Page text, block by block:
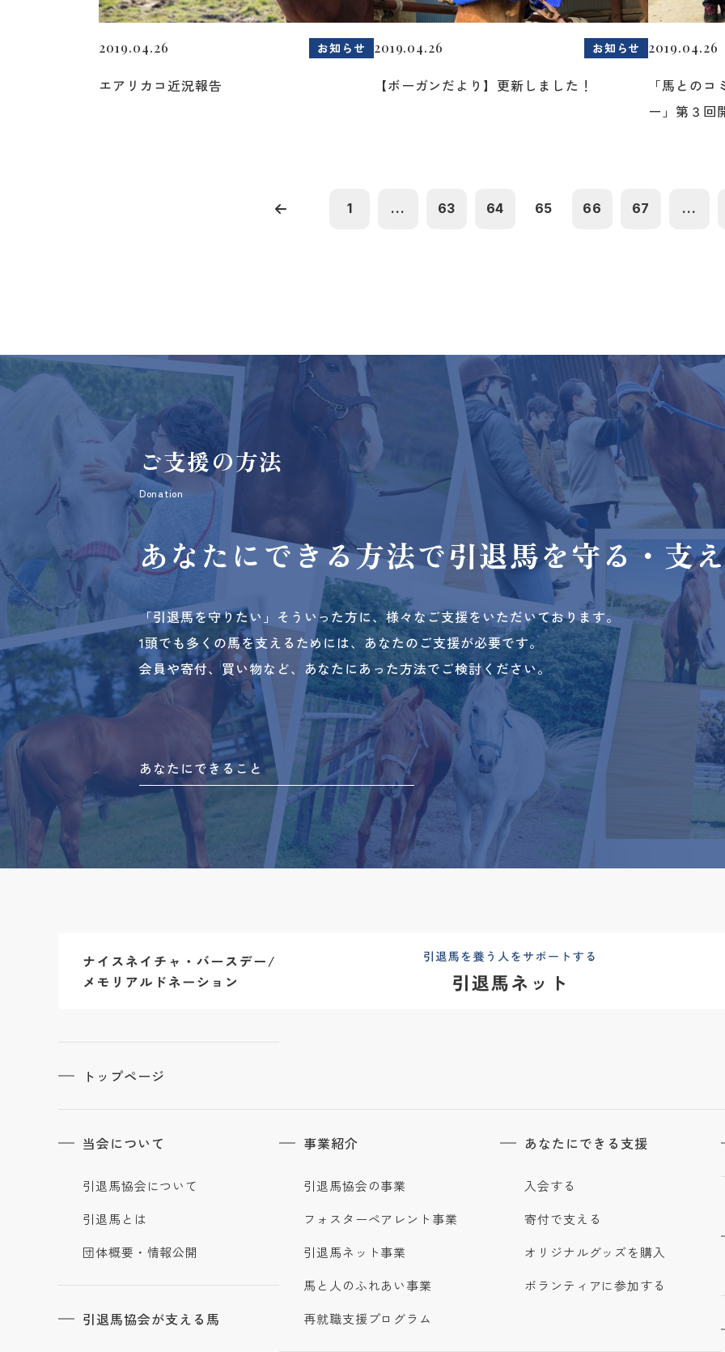
2019.04.26 お知らせ
エアリカコ近況報告
2019.04.26 お知らせ
【ボーガンだより】更新しました！
2019.04.26
「馬との
ー」第３回
1 ... 63 64 65 66 67 ...
ご支援の方法
Donation
あなたにできる方法で引退馬を守る・支
「引退馬を守りたい」そういった方に、様々なご支援をいただいております。
1頭でも多くの馬を支えるためには、あなたのご支援が必要です。
会員や寄付、買い物など、あなたにあった方法でご検討ください。
あなたにできること
トップページ
当会について
引退馬協会について
引退馬とは
団体概要・情報公開
引退馬協会が支える馬
事業紹介
引退馬協会の事業
フォスターペアレント事業
引退馬ネット事業
馬と人のふれあい事業
再就職支援プログラム
あなたにできる支援
入会する
寄付で支える
オリジナルグッズを購入
ボランティアに参加する